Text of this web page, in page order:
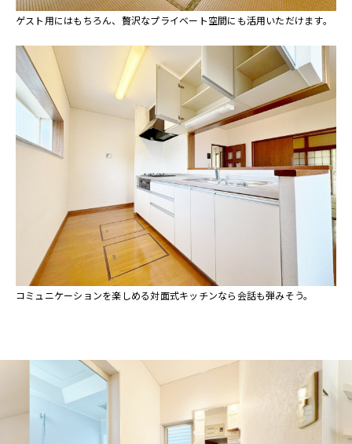
ゲスト用にはもちろん、贅沢なプライベート空間にも活用いただけます。
コミュニケーションを楽しめる対面式キッチンなら会話も弾みそう。